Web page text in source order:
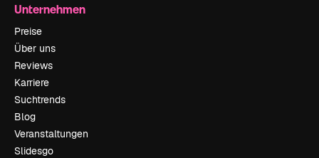
Unternehmen
Preise
Über uns
Reviews
Karriere
Suchtrends
Blog
Veranstaltungen
Slidesgo